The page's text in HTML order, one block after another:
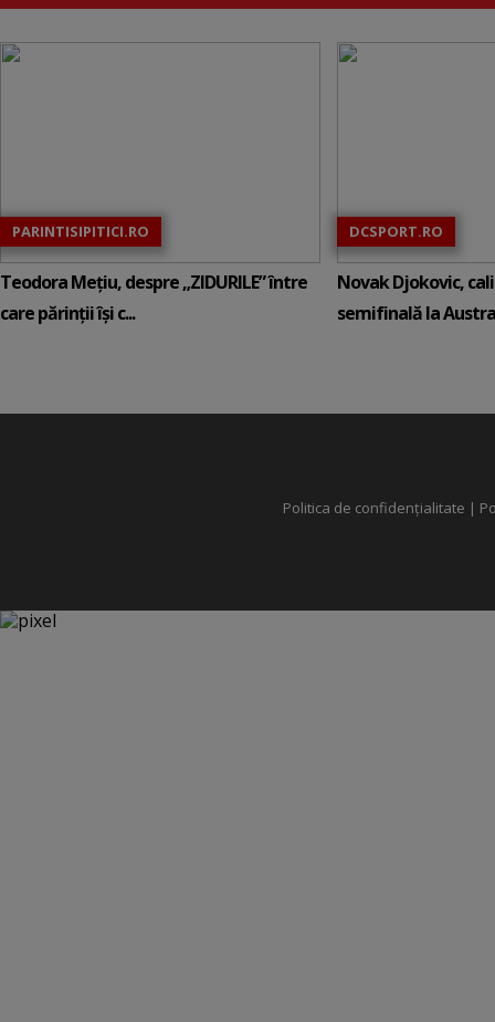
PARINTISIPITICI.RO
Teodora Mețiu, despre „ZIDURILE” între
care părinții își c...
DCSPORT.RO
Novak Djokovic,
semifinală la
Politica de confidențialitate |